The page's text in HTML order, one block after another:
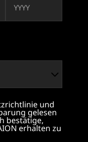
und
gelesen
bestätige,
erhalten zu